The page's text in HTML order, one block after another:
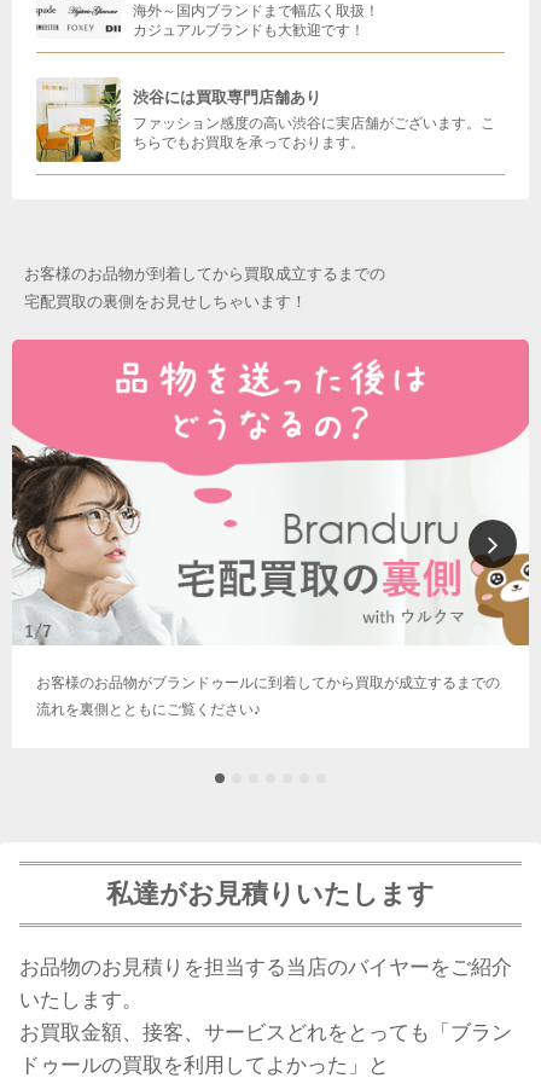
海外～国内ブランドまで幅広く取扱！
カジュアルブランドも大歓迎です！
渋谷には買取専門店舗あり
ファッション感度の高い渋谷に実店舗がございます。こ
ちらでもお買取を承っております。
お客様のお品物が到着してから買取成立するまでの
宅配買取の裏側をお見せしちゃいます！
お客様のお品物がブランドゥールに到着してから買取が成立するまでの
流れを裏側とともにご覧ください♪
私達がお見積りいたします
お品物のお見積りを担当する当店のバイヤーをご紹介
いたします。
お買取金額、接客、サービスどれをとっても「ブラン
ドゥールの買取を利用してよかった」と